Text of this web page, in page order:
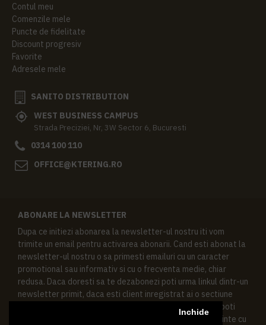
Inchide
Contul meu
Comenzile mele
Puncte de fidelitate
Discount progresiv
Favorite
Adresele mele
SANITO DISTRIBUTION
WEST BUSINESS CAMPUS
Strada Preciziei, Nr, 3W Sector 6, Bucuresti
0314 100 110
OFFICE@KTERING.RO
ABONARE LA NEWSLETTER
Dupa ce initiezi abonarea la newsletter-ul nostru iti vom
trimite un email pentru activarea abonarii. Cand esti abonat la
newsletter-ul nostru o sa primesti emailuri cu un caracter
promotional sau informativ si cu o frecventa medie, chiar
redusa. Daca doresti sa te dezabonezi poti urma linkul dintr-un
newsletter primit, daca esti client inregistrat ai o sectiune
speciala in contul tau in acest scop, si de asemenea ne poti
contacta oricand pe email pentru orice intrebari sau cerinte cu